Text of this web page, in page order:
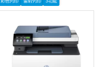
彩色列印 雷射列印 3功能